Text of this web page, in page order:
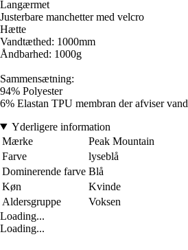
Langærmet
Justerbare manchetter med velcro
Hætte
Vandtæthed: 1000mm
Åndbarhed: 1000g
Sammensætning:
94% Polyester
6% Elastan TPU membran der afviser vand
Yderligere information
Mærke
Peak Mountain
Farve
lyseblå
Dominerende farve Blå
Køn
Kvinde
Aldersgruppe
Voksen
Loading...
Loading...